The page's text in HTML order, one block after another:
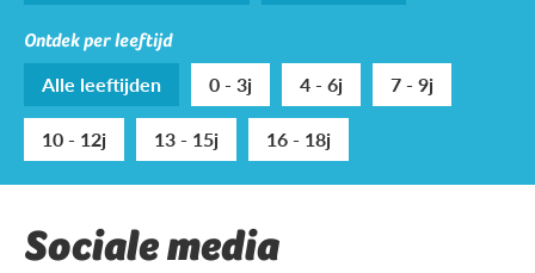
Ontdek per leeftijd
Alle leeftijden 0 - 3j 4 - 6j
7 - 9j
10 - 12j
13 - 15j 16 - 18j
Sociale media